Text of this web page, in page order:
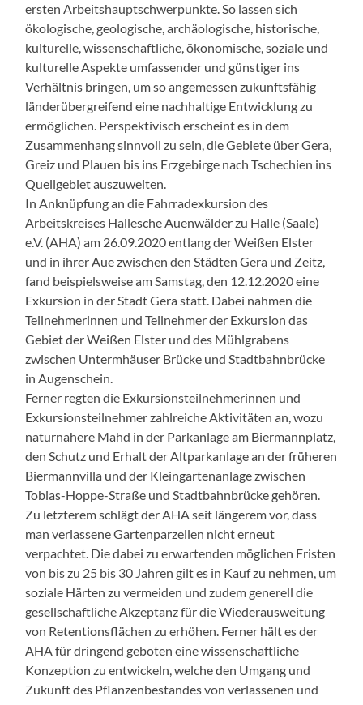
ersten Arbeitshauptschwerpunkte. So lassen sich
ökologische, geologische, archäologische, historische,
kulturelle, wissenschaftliche, ökonomische, soziale und
kulturelle Aspekte umfassender und günstiger ins
Verhältnis bringen, um so angemessen zukunftsfähig
länderübergreifend eine nachhaltige Entwicklung zu
ermöglichen. Perspektivisch erscheint es in dem
Zusammenhang sinnvoll zu sein, die Gebiete über Gera,
Greiz und Plauen bis ins Erzgebirge nach Tschechien ins
Quellgebiet auszuweiten.
In Anknüpfung an die Fahrradexkursion des
Arbeitskreises Hallesche Auenwälder zu Halle (Saale)
e.V. (AHA) am 26.09.2020 entlang der Weißen Elster
und in ihrer Aue zwischen den Städten Gera und Zeitz,
fand beispielsweise am Samstag, den 12.12.2020 eine
Exkursion in der Stadt Gera statt. Dabei nahmen die
Teilnehmerinnen und Teilnehmer der Exkursion das
Gebiet der Weißen Elster und des Mühlgrabens
zwischen Untermhäuser Brücke und Stadtbahnbrücke
in Augenschein.
Ferner regten die Exkursionsteilnehmerinnen und
Exkursionsteilnehmer zahlreiche Aktivitäten an, wozu
naturnahere Mahd in der Parkanlage am Biermannplatz,
den Schutz und Erhalt der Altparkanlage an der früheren
Biermannvilla und der Kleingartenanlage zwischen
Tobias-Hoppe-Straße und Stadtbahnbrücke gehören.
Zu letzterem schlägt der AHA seit längerem vor, dass
man verlassene Gartenparzellen nicht erneut
verpachtet. Die dabei zu erwartenden möglichen Fristen
von bis zu 25 bis 30 Jahren gilt es in Kauf zu nehmen, um
soziale Härten zu vermeiden und zudem generell die
gesellschaftliche Akzeptanz für die Wiederausweitung
von Retentionsflächen zu erhöhen. Ferner hält es der
AHA für dringend geboten eine wissenschaftliche
Konzeption zu entwickeln, welche den Umgang und
Zukunft des Pflanzenbestandes von verlassenen und